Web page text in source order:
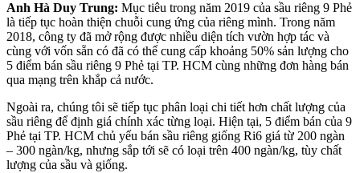
Anh Hà Duy Trung: Mục tiêu trong năm 2019 của sầu riêng 9 Phẻ
là tiếp tục hoàn thiện chuỗi cung ứng của riêng mình. Trong năm
2018, công ty đã mở rộng được nhiều diện tích vườn hợp tác và
cùng với vốn sẵn có đã có thể cung cấp khoảng 50% sản lượng cho
5 điểm bán sầu riêng 9 Phẻ tại TP. HCM cùng những đơn hàng bán
qua mạng trên khắp cả nước.
Ngoài ra, chúng tôi sẽ tiếp tục phân loại chi tiết hơn chất lượng của
sầu riêng để định giá chính xác từng loại. Hiện tại, 5 điểm bán của 9
Phẻ tại TP. HCM chủ yếu bán sầu riêng giống Ri6 giá từ 200 ngàn
– 300 ngàn/kg, nhưng sắp tới sẽ có loại trên 400 ngàn/kg, tùy chất
lượng của sầu và giống.